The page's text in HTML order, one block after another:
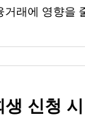
거래에 영향을
생 신청 시